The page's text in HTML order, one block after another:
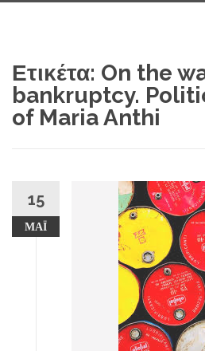
Ετικέτα: On the
bankruptcy.
of Maria Anthi
15
ΜΆΙ